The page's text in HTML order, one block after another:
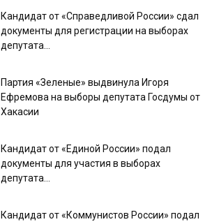
Кандидат от «Справедливой России» сдал
документы для регистрации на выборах
депутата...
Партия «Зеленые» выдвинула Игоря
Ефремова на выборы депутата Госдумы от
Хакасии
Кандидат от «Единой России» подал
документы для участия в выборах
депутата...
Кандидат от «Коммунистов России» подал